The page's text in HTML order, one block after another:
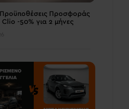
Προσφοράς
Clio -50% για 2 μήνες